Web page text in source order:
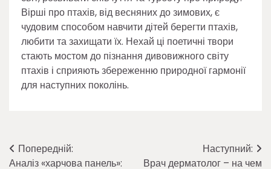
Вірші про птахів, від весняних до зимових, є
чудовим способом навчити дітей берегти птахів,
любити та захищати їх. Нехай ці поетичні твори
стають мостом до пізнання дивовижного світу
птахів і сприяють збереженню природної гармонії
для наступних поколінь.
Навігація
Попередній:
Аналіз «харчова панель»:
Наступний:
Врач дерматолог – на чем